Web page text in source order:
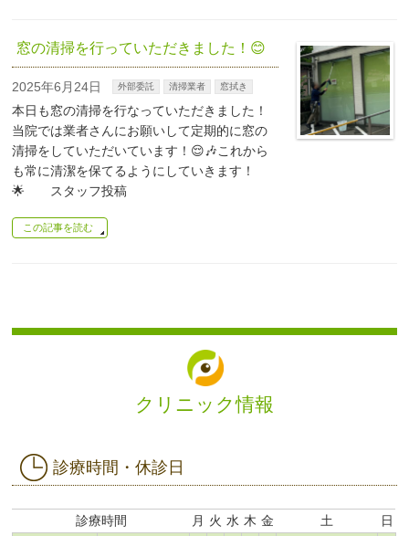
窓の清掃を行っていただきました！😊
2025年6月24日 外部委託 清掃業者 窓拭き
本日も窓の清掃を行なっていただきました！
当院では業者さんにお願いして定期的に窓の
清掃をしていただいています！😌🎶これから
も常に清潔を保てるようにしていきます！
🌟 スタッフ投稿
この記事を読む
クリニック情報
診療時間・休診日
診療時間 月 火 水 木 金 土 日